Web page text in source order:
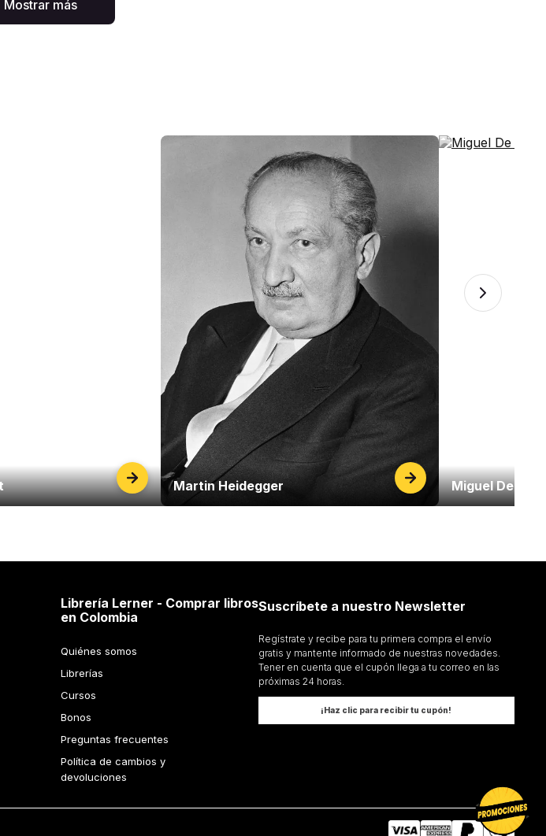
Mostrar más
Martin Heidegger Miguel De
Librería Lerner - Comprar libros
en Colombia
Quiénes somos
Librerías
Cursos
Bonos
Preguntas frecuentes
Política de cambios y
devoluciones
Suscríbete a nuestro Newsletter
Regístrate y recibe para tu primera compra el envío
gratis y mantente informado de nuestras novedades.
Tener en cuenta que el cupón llega a tu correo en las
próximas 24 horas.
¡Haz clic para recibir tu cupón!